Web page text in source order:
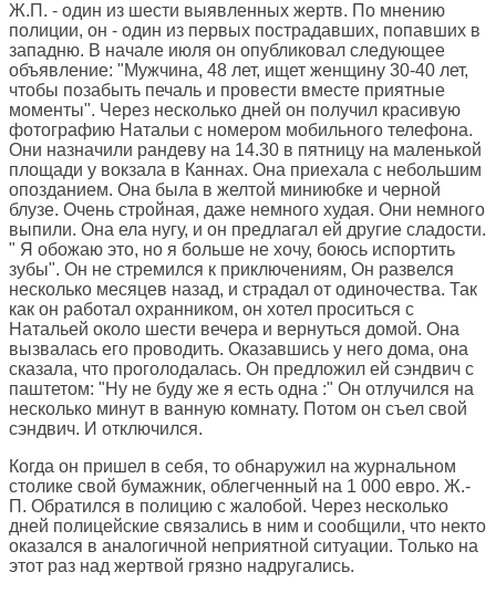
Ж.П. - один из шести выявленных жертв. По мнению
полиции, он - один из первых пострадавших, попавших в
западню. В начале июля он опубликовал следующее
объявление: "Мужчина, 48 лет, ищет женщину 30-40 лет,
чтобы позабыть печаль и провести вместе приятные
моменты". Через несколько дней он получил красивую
фотографию Натальи с номером мобильного телефона.
Они назначили рандеву на 14.30 в пятницу на маленькой
площади у вокзала в Каннах. Она приехала с небольшим
опозданием. Она была в желтой миниюбке и черной
блузе. Очень стройная, даже немного худая. Они немного
выпили. Она ела нугу, и он предлагал ей другие сладости.
" Я обожаю это, но я больше не хочу, боюсь испортить
зубы". Он не стремился к приключениям, Он развелся
несколько месяцев назад, и страдал от одиночества. Так
как он работал охранником, он хотел проситься с
Натальей около шести вечера и вернуться домой. Она
вызвалась его проводить. Оказавшись у него дома, она
сказала, что проголодалась. Он предложил ей сэндвич с
паштетом: "Ну не буду же я есть одна :" Он отлучился на
несколько минут в ванную комнату. Потом он съел свой
сэндвич. И отключился.
Когда он пришел в себя, то обнаружил на журнальном
столике свой бумажник, облегченный на 1 000 евро. Ж.-
П. Обратился в полицию с жалобой. Через несколько
дней полицейские связались в ним и сообщили, что некто
оказался в аналогичной неприятной ситуации. Только на
этот раз над жертвой грязно надругались.